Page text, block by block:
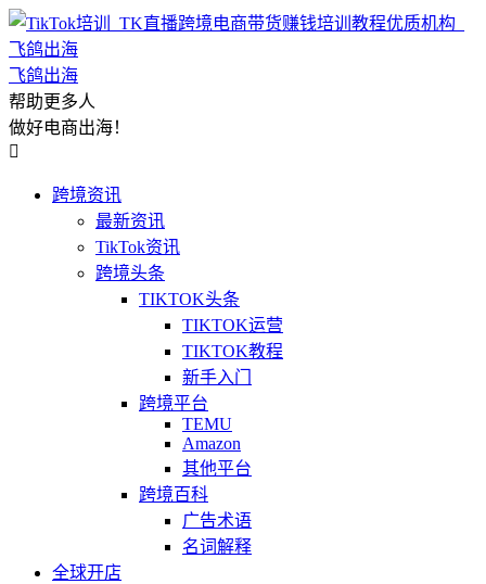
飞鸽出海
帮助更多人
做好电商出海！

跨境资讯
最新资讯
TikTok资讯
跨境头条
TIKTOK头条
TIKTOK运营
TIKTOK教程
新手入门
跨境平台
TEMU
Amazon
其他平台
跨境百科
广告术语
名词解释
全球开店